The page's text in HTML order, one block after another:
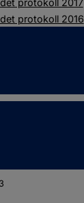
protokoll 2016